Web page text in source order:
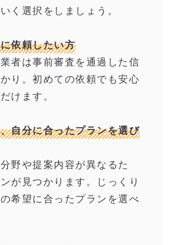
く選択をしましょう。
依頼したい方
者は事前審査を通過した信
り。初めての依頼でも安心
けます。
自分に合ったプランを選び
野や提案内容が異なるた
が見つかります。じっくり
希望に合ったプランを選べ